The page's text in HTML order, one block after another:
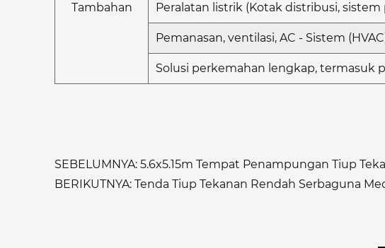
Tambahan Peralatan listrik (Kotak distribusi, sistem
Pemanasan, ventilasi, AC - Sistem
Solusi perkemahan lengkap, termasuk
SEBELUMNYA: 5.6x5.15m Tempat Penampungan Tiup
BERIKUTNYA: Tenda Tiup Tekanan Rendah Serbaguna